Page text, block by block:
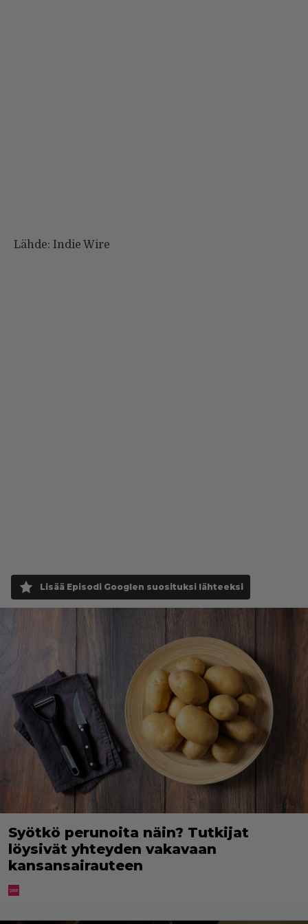
Lähde: Indie Wire
Lisää Episodi Googlen suosituksi lähteeksi
Syötkö perunoita näin? Tutkijat
löysivät yhteyden vakavaan
kansansairauteen